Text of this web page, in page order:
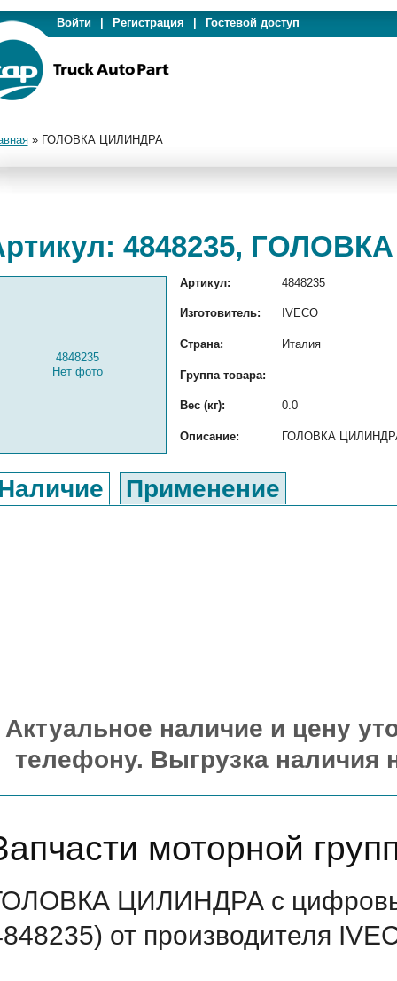
Войти Регистрация Гостевой доступ
» ГОЛОВКА ЦИЛИНДРА
4848235,
4848235
Нет фото
Артикул: 4848235
Изготовитель: IVECO
Страна: Италия
Группа товара:
Вес (кг): 0.0
Описание: ГОЛОВКА ЦИЛИНДРА
Применение
Актуальное наличие и цену
телефону. Выгрузка наличия
моторной
ЦИЛИНДРА с
от производителя